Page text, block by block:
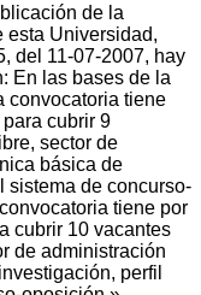
de la
esta Universidad,
del 11-07-2007, hay
En las bases de la
convocatoria tiene
cubrir 9
sector de
básica de
sistema de concurso-
tiene por
cubrir 10 vacantes
de administración
perfil